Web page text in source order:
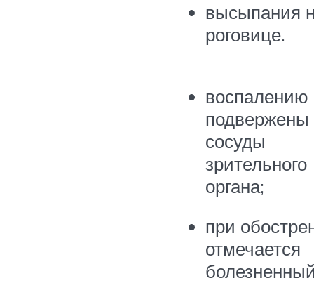
высыпания
роговице.
воспалению
подвержены
сосуды
зрительного
органа;
при
отмечается